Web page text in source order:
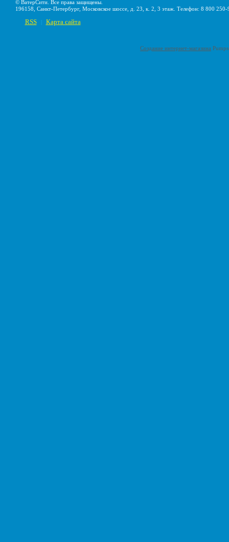
© ВатерСити. Все права защищены.
196158, Санкт-Петербург, Московское шоссе, д. 23, к. 2, 3 этаж. Телефон: 8 800
RSS Карта сайта
Создание интернет-магазина